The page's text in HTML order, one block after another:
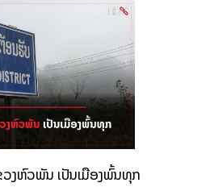
ວງຫົວພັນ ເປັນເມືອງພົ້ນທຸກ